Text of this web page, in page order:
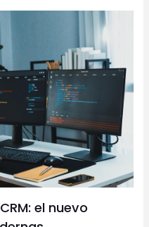
el nuevo